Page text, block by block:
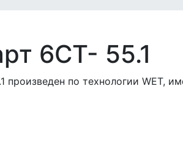
6СТ- 55.1
по технологии WET,